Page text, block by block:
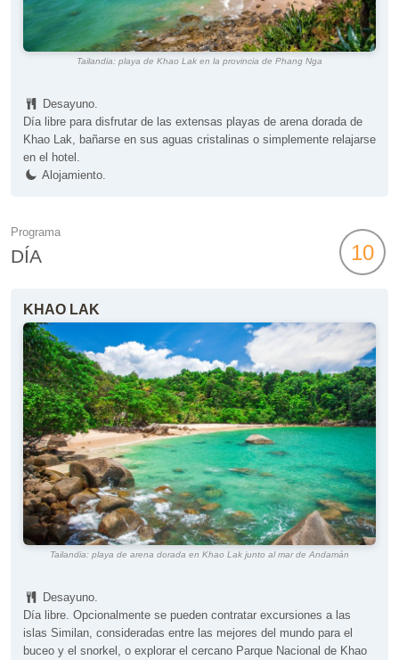
Tailandia: playa de Khao Lak en la provincia de Phang Nga
Desayuno.
Día libre para disfrutar de las extensas playas de arena dorada de
Khao Lak, bañarse en sus aguas cristalinas o simplemente relajarse
en el hotel.
Alojamiento.
Programa
DÍA 10
KHAO LAK
Tailandia: playa de arena dorada en Khao Lak junto al mar de Andamán
Desayuno.
Día libre. Opcionalmente se pueden contratar excursiones a las
islas Similan, consideradas entre las mejores del mundo para el
buceo y el snorkel, o explorar el cercano Parque Nacional de Khao